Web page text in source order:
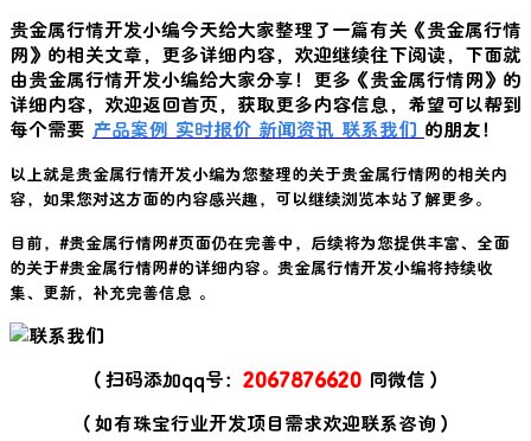
贵金属行情开发小编今天给大家整理了一篇有关《贵金属行情
网》的相关文章，更多详细内容，欢迎继续往下阅读，下面就
由贵金属行情开发小编给大家分享！更多《贵金属行情网》的
详细内容，欢迎返回首页，获取更多内容信息，希望可以帮到
每个需要 产品案例 实时报价 新闻资讯 联系我们 的朋友！
以上就是贵金属行情开发小编为您整理的关于贵金属行情网的相关内
容，如果您对这方面的内容感兴趣，可以继续浏览本站了解更多。
目前，#贵金属行情网#页面仍在完善中，后续将为您提供丰富、全面
的关于#贵金属行情网#的详细内容。贵金属行情开发小编将持续收
集、更新，补充完善信息 。
（扫码添加qq号： 2067876620 同微信）
（如有珠宝行业开发项目需求欢迎联系咨询）